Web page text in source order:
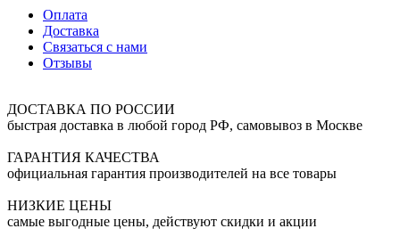
Оплата
Доставка
Связаться с нами
Отзывы
ДОСТАВКА ПО РОССИИ
быстрая доставка в любой город РФ, самовывоз в Москве
ГАРАНТИЯ КАЧЕСТВА
официальная гарантия производителей на все товары
НИЗКИЕ ЦЕНЫ
самые выгодные цены, действуют скидки и акции